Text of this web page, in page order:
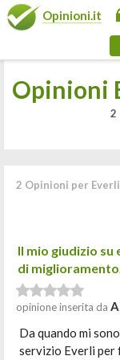
Opinioni.it
Opinioni
2
2 Opinioni per Everli
Il mio giudizio
di
opinione inserita da
Da quando mi
servizio Everli per